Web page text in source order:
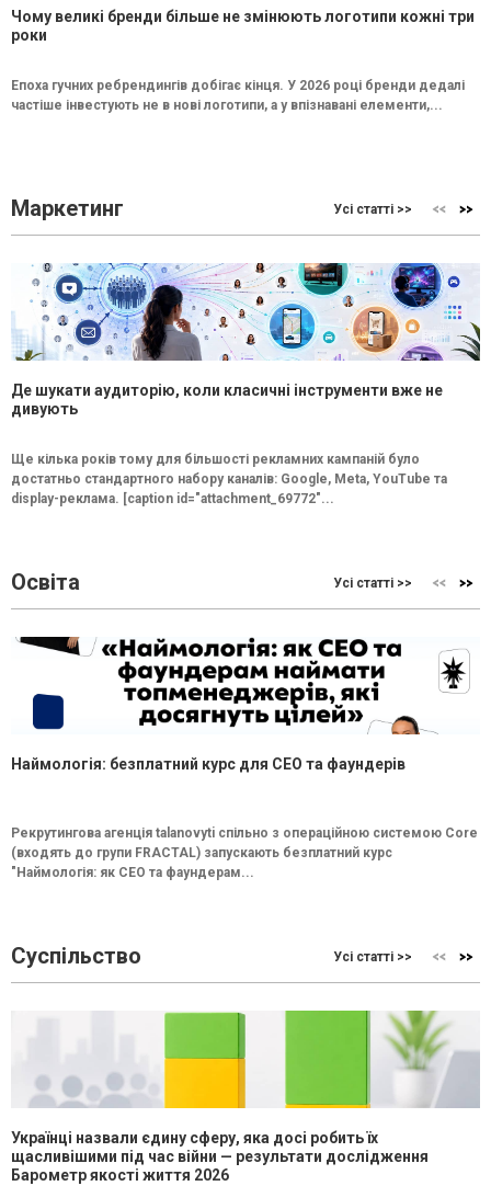
Чому великі бренди більше не змінюють логотипи кожні три
роки
Епоха гучних ребрендингів добігає кінця. У 2026 році бренди дедалі
частіше інвестують не в нові логотипи, а у впізнавані елементи,...
Маркетинг Усі статті >>
Де шукати аудиторію, коли класичні інструменти вже не
дивують
Ще кілька років тому для більшості рекламних кампаній було
достатньо стандартного набору каналів: Google, Meta, YouTube та
display-реклама. [caption id="attachment_69772"...
Освіта Усі статті >>
Наймологія: безплатний курс для CEO та фаундерів
Рекрутингова агенція talanovyti спільно з операційною системою Core
(входять до групи FRACTAL) запускають безплатний курс
"Наймологія: як СEO та фаундерам...
Суспільство Усі статті >>
Українці назвали єдину сферу, яка досі робить їх
щасливішими під час війни — результати дослідження
Барометр якості життя 2026